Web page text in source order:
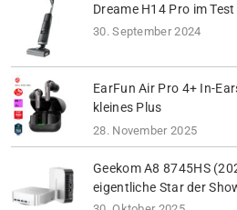
Dreame H14 Pro im Test
30. September 2024
EarFun Air Pro 4+ In-
kleines Plus
28. November 2025
Geekom A8 8745HS
eigentliche Star der